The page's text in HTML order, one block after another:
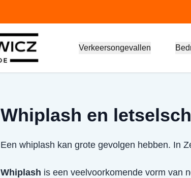
Verkeersongevallen
Whiplash en
Een whiplash kan grote gevolgen hebben. In
Whiplash is een veelvoorkomende vorm van